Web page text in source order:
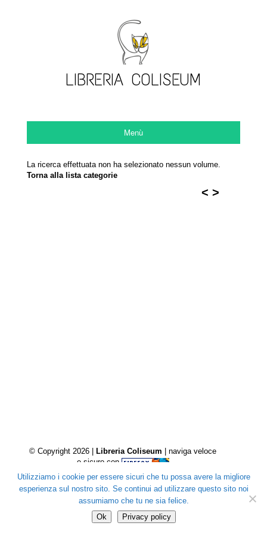
LIBRERIA COLISEUM
Menù
La ricerca effettuata non ha selezionato nessun volume.
Torna alla lista categorie
< >
© Copyright 2026 | Libreria Coliseum | naviga veloce
e sicuro con
Utilizziamo i cookie per essere sicuri che tu possa avere la migliore
esperienza sul nostro sito. Se continui ad utilizzare questo sito noi
assumiamo che tu ne sia felice.
Ok
Privacy policy